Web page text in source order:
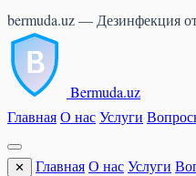
bermuda.uz — Дезинфекция
Bermuda.uz
ГлавнаяО насУслуги
✕ ГлавнаяО насУслуги